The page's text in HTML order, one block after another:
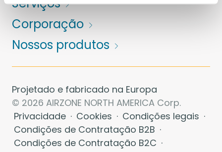
Corporação
Nossos produtos
Projetado e fabricado na Europa
© 2026 AIRZONE NORTH AMERICA Corp.
Privacidade · Cookies · Condições legais ·
Condições de Contratação B2B ·
Condições de Contratação B2C ·